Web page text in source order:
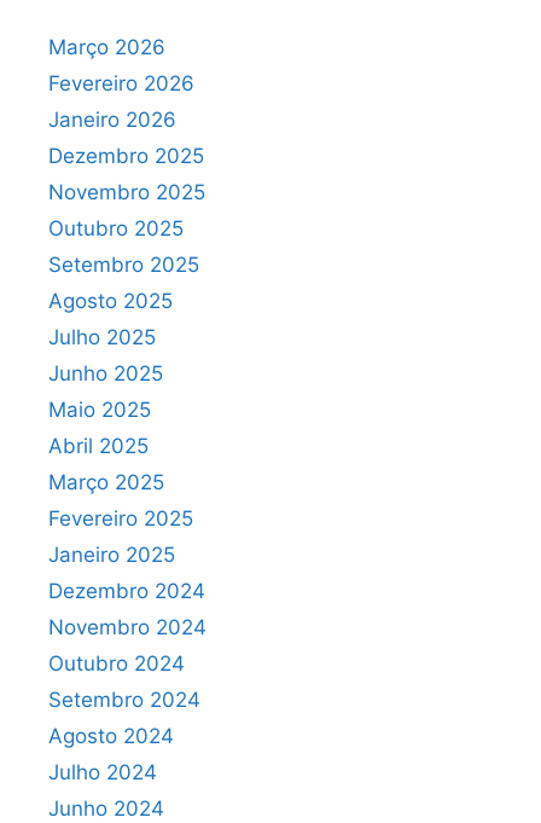
Março 2026
Fevereiro 2026
Janeiro 2026
Dezembro 2025
Novembro 2025
Outubro 2025
Setembro 2025
Agosto 2025
Julho 2025
Junho 2025
Maio 2025
Abril 2025
Março 2025
Fevereiro 2025
Janeiro 2025
Dezembro 2024
Novembro 2024
Outubro 2024
Setembro 2024
Agosto 2024
Julho 2024
Junho 2024